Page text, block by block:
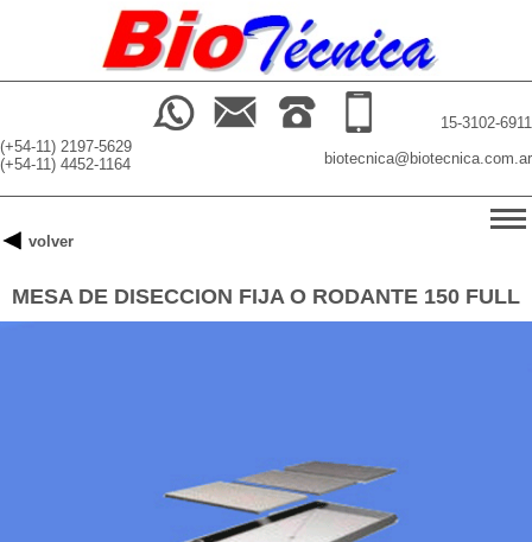
(+54-11) 2197-5629
(+54-11) 4452-1164
15-3102-6911
biotecnica@biotecnica.com.ar
PRODUCTOS
volver
MESA DE DISECCION FIJA O RODANTE 150 FULL